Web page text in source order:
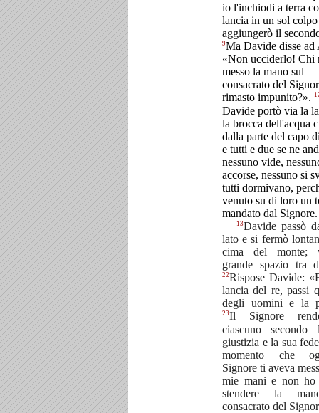
io l'inchiodi a terra
lancia in un sol
aggiungerò il
9Ma Davide disse ad
«Non ucciderlo! Chi
messo la mano sul
consacrato del
rimasto impunito?».
Davide portò via la
la brocca dell'acqua
dalla parte del capo
e tutti e due se ne
nessuno vide,
accorse, nessuno si
tutti dormivano,
venuto su di loro un
mandato dal Signore.
13Davide passò
lato e si fermò
cima del monte;
grande spazio tra
22Rispose Davide:
lancia del re, passi
degli uomini e la
23Il Signore
ciascuno secondo
giustizia e la sua
momento che
Signore ti aveva
mie mani e non ho
stendere la
consacrato del